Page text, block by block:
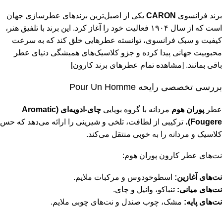
برند فرانسوی CARON یکی از اصیل‌ترین برندهای عطرسازی جهان
است که از سال ۱۹۰۴ فعالیت خود را آغاز کرد. این برند با تلفیق هنر،
کیفیت و سبک فرانسوی، توانسته عطرهایی خلق کند که به سرعت
محبوبیت جهانی پیدا کرده و جزو کلاسیک‌های همیشگی دنیای عطر
باقی بمانند. [مشاهده تمام عطرهای برند کارون]
بررسی تخصصی رایحه Pour Un Homme
عطر پوران هوم مردانه با گروه بویایی
چای-ادویه‌ای (Aromatic
Fougere) ، ترکیبی از لطافت، تلخی و شیرینی را ارائه می‌دهد که حس
کلاسیک و مردانه را به خوبی منتقل می‌کند.
نت‌های عطر کارون پوران هوم:
نت‌های آغازین: اسطوخودوس و مرکبات ملایم.
نت‌های میانی: تنباکو، وانیل و چای.
نت‌های پایه: مشک، چوب صندل و نت‌های چوبی ملایم.